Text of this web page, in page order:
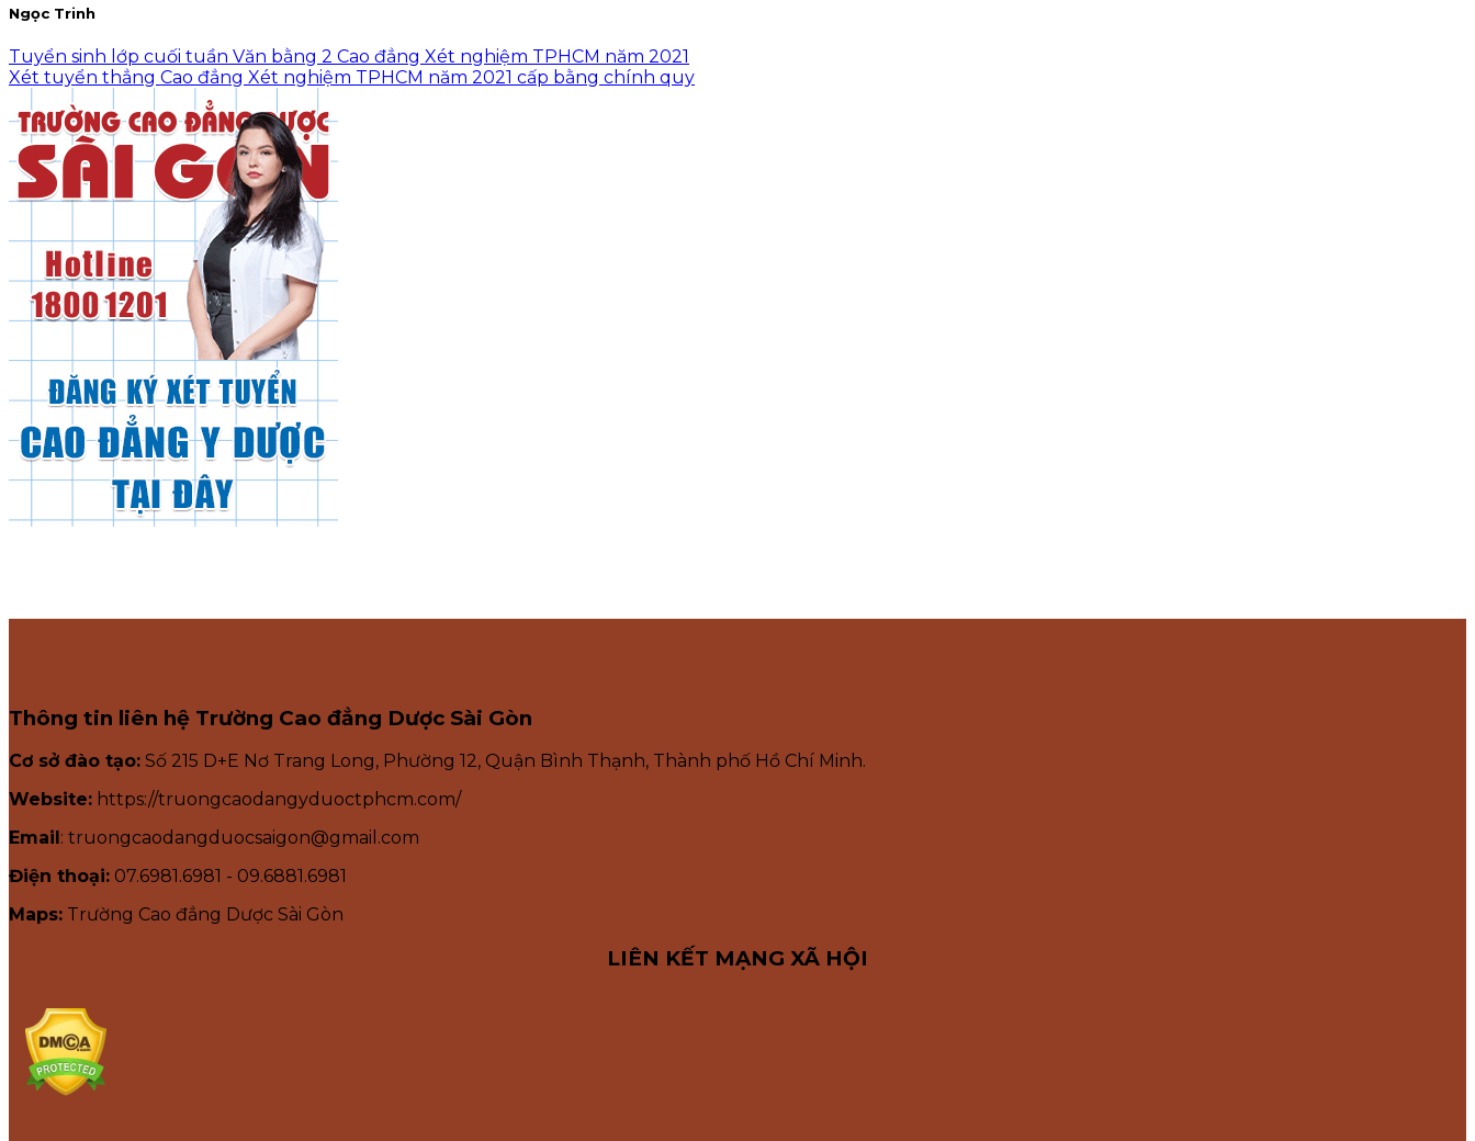
Ngọc Trinh
Tuyển sinh lớp cuối tuần Văn bằng 2 Cao đẳng Xét nghiệm TPHCM năm 2021
Xét tuyển thẳng Cao đẳng Xét nghiệm TPHCM năm 2021 cấp bằng chính quy
Thông tin liên hệ Trường Cao đẳng Dược Sài Gòn
Cơ sở đào tạo: Số 215 D+E Nơ Trang Long, Phường 12, Quận Bình Thạnh, Thành phố Hồ Chí Minh.
Website: https://truongcaodangyduoctphcm.com/
Email : truongcaodangduocsaigon@gmail.com
Điện thoại: 07.6981.6981 - 09.6881.6981
Maps: Trường Cao đẳng Dược Sài Gòn
LIÊN KẾT MẠNG XÃ HỘI